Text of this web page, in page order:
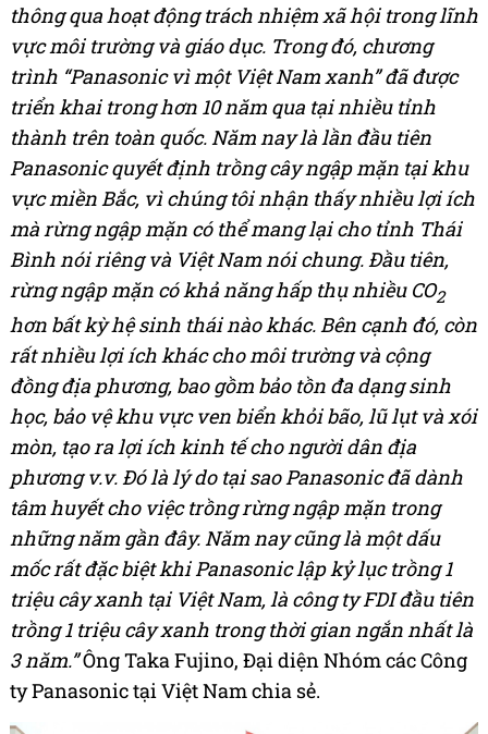
thông qua hoạt động trách nhiệm xã hội trong lĩnh
vực môi trường và giáo dục. Trong đó, chương
trình “Panasonic vì một Việt Nam xanh” đã được
triển khai trong hơn 10 năm qua tại nhiều tỉnh
thành trên toàn quốc. Năm nay là lần đầu tiên
Panasonic quyết định trồng cây ngập mặn tại khu
vực miền Bắc, vì chúng tôi nhận thấy nhiều lợi ích
mà rừng ngập mặn có thể mang lại cho tỉnh Thái
Bình nói riêng và Việt Nam nói chung. Đầu tiên,
rừng ngập mặn có khả năng hấp thụ nhiều CO2
hơn bất kỳ hệ sinh thái nào khác. Bên cạnh đó, còn
rất nhiều lợi ích khác cho môi trường và cộng
đồng địa phương, bao gồm bảo tồn đa dạng sinh
học, bảo vệ khu vực ven biển khỏi bão, lũ lụt và xói
mòn, tạo ra lợi ích kinh tế cho người dân địa
phương v.v. Đó là lý do tại sao Panasonic đã dành
tâm huyết cho việc trồng rừng ngập mặn trong
những năm gần đây. Năm nay cũng là một dấu
mốc rất đặc biệt khi Panasonic lập kỷ lục trồng 1
triệu cây xanh tại Việt Nam, là công ty FDI đầu tiên
trồng 1 triệu cây xanh trong thời gian ngắn nhất là
3 năm.”Ông Taka Fujino, Đại diện Nhóm các Công
ty Panasonic tại Việt Nam chia sẻ.